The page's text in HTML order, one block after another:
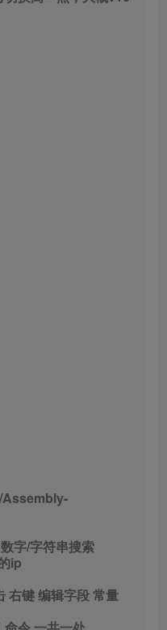
字/字符串搜索
ip
右键 编辑字段 常量